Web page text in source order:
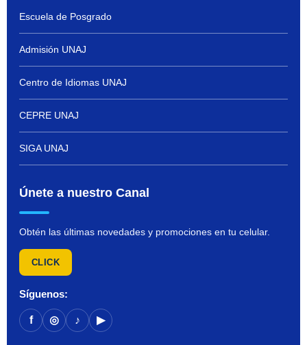
Escuela de Posgrado
Admisión UNAJ
Centro de Idiomas UNAJ
CEPRE UNAJ
SIGA UNAJ
Únete a nuestro Canal
Obtén las últimas novedades y promociones en tu celular.
CLICK
Síguenos:
f ◎ ♪ ▶